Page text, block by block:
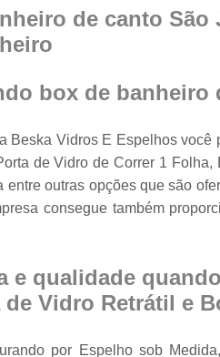
vidro
Janelas
vidro
Porta feita
Portas de
Portas em
de canto
box de banheiro
Beska Vidros E Espelhos
de Vidro de Correr 1
entre outras opções que são
consegue também
e qualidade
de Vidro Retrátil e
por Espelho sob